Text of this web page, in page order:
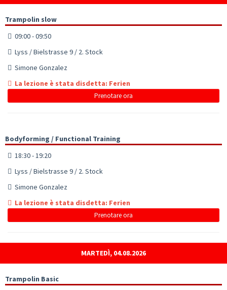
Trampolin slow
09:00 - 09:50
Lyss / Bielstrasse 9 / 2. Stock
Simone Gonzalez
La lezione è stata disdetta: Ferien
Prenotare ora
Bodyforming / Functional Training
18:30 - 19:20
Lyss / Bielstrasse 9 / 2. Stock
Simone Gonzalez
La lezione è stata disdetta: Ferien
Prenotare ora
MARTEDÌ, 04.08.2026
Trampolin Basic